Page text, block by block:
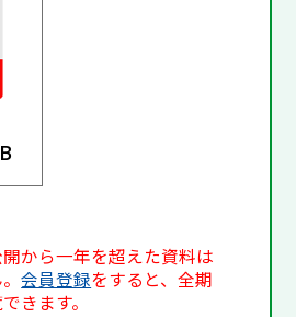
から一年を超えた資料は
会員登録をすると、全期
きます。